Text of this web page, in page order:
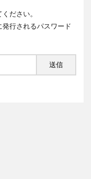
ださい。
行されるパスワード